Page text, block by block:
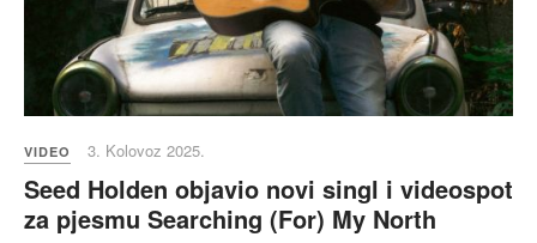
VIDEO 3. Kolovoz 2025.
Seed Holden objavio novi singl i videospot
za pjesmu Searching (For) My North